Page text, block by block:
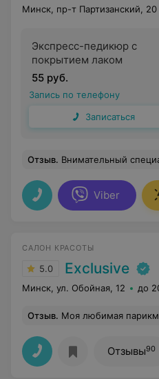
Минск, пр-т Партизанский, 20
Экспресс-педикюр с
покрытием лаком
55 руб.
Запись по телефону
Записаться
Отзыв. Внимательный
Viber
САЛОН КРАСОТЫ
5.0 Exclusive
Минск, ул. Обойная, 12 до
Отзыв. Моя любимая парикмахерская,
Отзывы90